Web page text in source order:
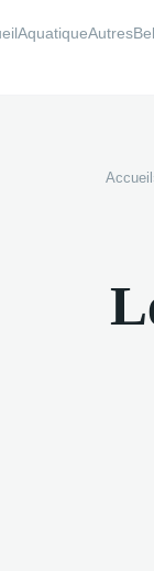
AquatiqueAutres
Accueil